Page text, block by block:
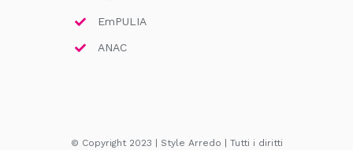
EmPULIA
ANAC
© Copyright 2023 | Style Arredo | Tutti i diritti